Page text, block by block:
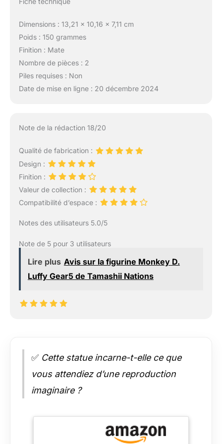
Dimensions : 13,21 x 10,16 x 7,11 cm
Poids : 150 grammes
Finition : Mate
Nombre de pièces : 2
Piles requises : Non
Date de mise en ligne : 20 décembre 2024
Note de la rédaction 18/20
Qualité de fabrication :
Design :
Finition :
Valeur de collection :
Compatibilité d’espace :
Notes des utilisateurs 5.0/5
Note de 5 pour 3 utilisateurs
Lire plus Avis sur la figurine Monkey D.
Luffy Gear5 de Tamashii Nations
✅ Cette statue incarne-t-elle ce que
vous attendiez d’une reproduction
imaginaire ?